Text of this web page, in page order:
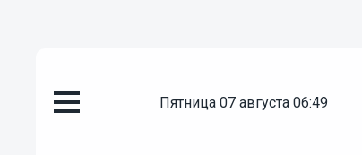
пятница 07 августа 06:49